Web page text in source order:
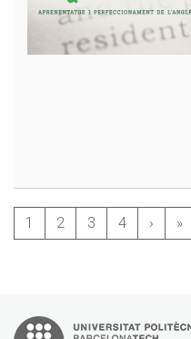
1 2 3 4 › »